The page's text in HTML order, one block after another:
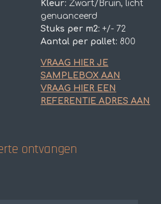
Kleur: Zwart/Bruin, licht
genuanceerd
Stuks per m2: +/- 72
Aantal per pallet: 800
VRAAG HIER JE
SAMPLEBOX AAN
VRAAG HIER EEN
REFERENTIE ADRES AAN
ontvangen